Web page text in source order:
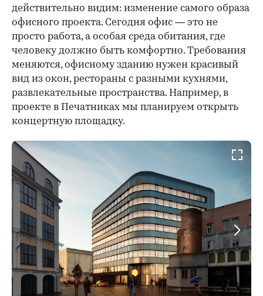
действительно видим: изменение самого образа
офисного проекта. Сегодня офис — это не
просто работа, а особая среда обитания, где
человеку должно быть комфортно. Требования
меняются, офисному зданию нужен красивый
вид из окон, рестораны с разными кухнями,
развлекательные пространства. Например, в
проекте в Печатниках мы планируем открыть
концертную площадку.